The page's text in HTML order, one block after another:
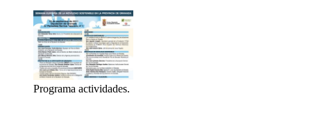
Programa actividades.